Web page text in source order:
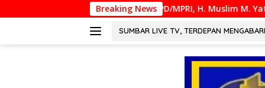
ke
Breaking News
Anggota DPD/MPRI, H. Muslim M. Yatim,Lc. MM,
SUMBAR LIVE TV, TERDEPAN